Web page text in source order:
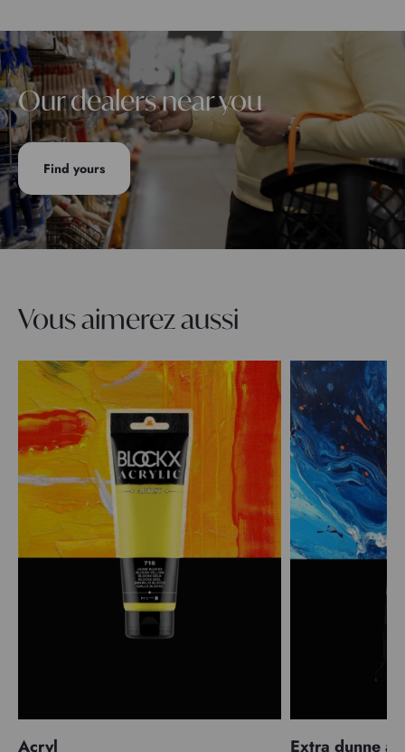
Our dealers near you
Find yours
Vous aimerez aussi
Acryl Extra dunne